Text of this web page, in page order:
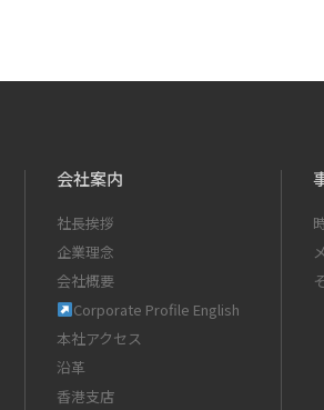
会社案内
社長挨拶
企業理念
会社概要
Corporate Profile English
本社アクセス
沿革
香港支店